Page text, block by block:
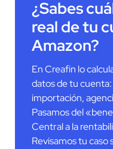
¿Sabes
real de tu
Amazon?
En Creafin lo
datos de tu
importación,
Pasamos del
Central a la
Revisamos tu caso